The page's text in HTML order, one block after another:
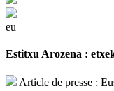
eu
Estitxu Arozena :
Article de presse :